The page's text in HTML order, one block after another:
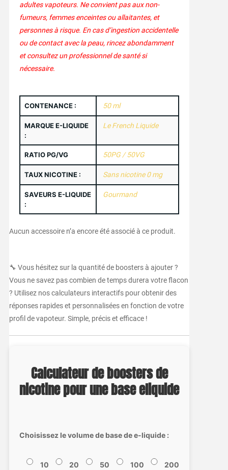
adultes vapoteurs. Ne convient pas aux non-
fumeurs, femmes enceintes ou allaitantes, et
personnes à risque. En cas d’ingestion accidentelle
ou de contact avec la peau, rincez abondamment
et consultez un professionnel de santé si
nécessaire.
CONTENANCE : 50 ml
MARQUE E-LIQUIDE
:
Le French Liquide
RATIO PG/VG 50PG / 50VG
TAUX NICOTINE : Sans nicotine 0 mg
SAVEURS E-LIQUIDE
:
Gourmand
Aucun accessoire n’a encore été associé à ce produit.
🔧 Vous hésitez sur la quantité de boosters à ajouter ?
Vous ne savez pas combien de temps durera votre flacon
? Utilisez nos calculateurs interactifs pour obtenir des
réponses rapides et personnalisées en fonction de votre
profil de vapoteur. Simple, précis et efficace !
Calculateur de boosters de
nicotine pour une base eliquide
Choisissez le volume de base de e-liquide :
10
20
50
100
200